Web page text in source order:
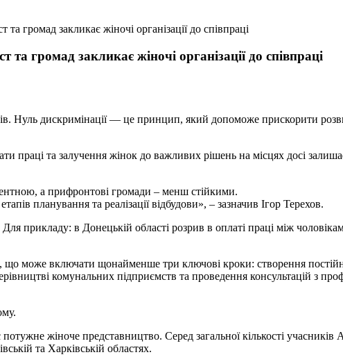
громад закликає жіночі організації до співпраці
громад закликає жіночі організації до співпраці
Нуль дискримінації — це принцип, який допоможе прискорити
праці та залучення жінок до важливих рішень на місцях досі
а прифронтові громади – менш стійкими.
планування та реалізації відбудови», – зазначив Ігор Терехов.
прикладу: в Донецькій області розрив в оплаті праці між
що може включати щонайменше три ключові кроки: створення
комунальних підприємств та проведення консультацій з
жіноче представництво. Серед загальної кількості
та Харківській областях.